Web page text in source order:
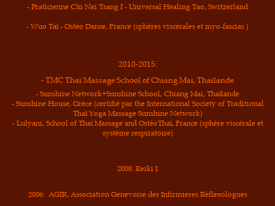
- Praticienne Chi Nei Tsang I - Universal Healing Tao, Switzerland
- Wuo Taï - Ostéo Danse, France (sphères viscérales et myo-fascias)
2010-2015:
- TMC Thaï Massage School of Chiang Mai, Thaïlande
- Sunshine Network+Sunshine School, Chiang Mai, Thaïlande
- Sunshine House, Grèce (certifié par the International Society of Traditional
Thaï Yoga Massage Sunshine Network)
- Lulyani, School of Thaï Massage and OstéoThaï, France (sphère viscérale et
système respiratoire)
2008: Reiki I
2006: AGIR, Association Genevoise des Infirmières Réflexologues